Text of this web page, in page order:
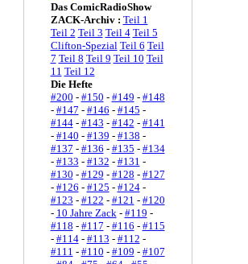
Das ComicRadioShow
ZACK-Archiv : Teil 1
Teil 2 Teil 3 Teil 4 Teil 5
Clifton-Spezial Teil 6 Teil
7 Teil 8 Teil 9 Teil 10 Teil
11 Teil 12
Die Hefte
#200 - #150 - #149 - #148
- #147 - #146 - #145 -
#144- #143 - #142 - #141
- #140 - #139 - #138 -
#137 - #136 - #135 - #134
- #133 - #132 - #131 -
#130 - #129 - #128 - #127
- #126 - #125 - #124-
#123 - #122 - #121 - #120
- 10 Jahre Zack- #119 -
#118 - #117 - #116 - #115
- #114- #113 - #112 -
#111 - #110 - #109 - #107